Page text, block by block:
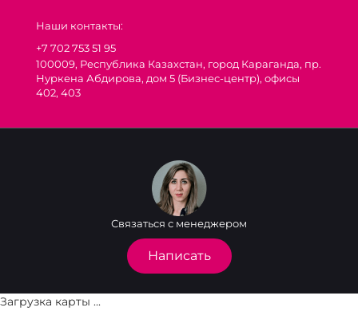
Наши контакты:
+7 702 753 51 95
100009, Республика Казахстан, город Караганда, пр.
Нуркена Абдирова, дом 5 (Бизнес-центр), офисы
402, 403
Связаться с менеджером
Написать
Загрузка карты ...